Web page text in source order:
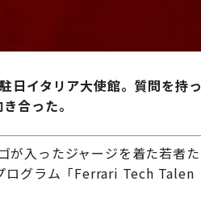
日イタリア大使館。質問を持っ
合った。
が入ったジャージを着た若者た
ログラム「Ferrari Tech Talen